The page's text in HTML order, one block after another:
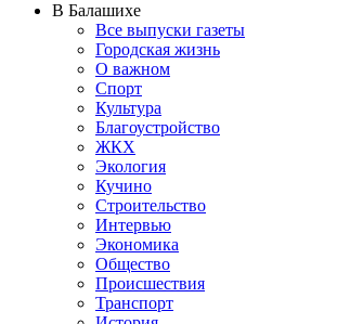
В Балашихе
Все выпуски газеты
Городская жизнь
О важном
Спорт
Культура
Благоустройство
ЖКХ
Экология
Кучино
Строительство
Интервью
Экономика
Общество
Происшествия
Транспорт